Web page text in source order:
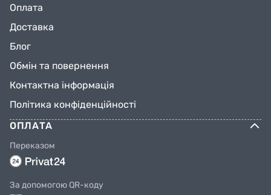
Оплата
Доставка
Блог
Обмін та повернення
Контактна інформація
Політика конфіденційності
ОПЛАТА
Переказом
За допомогою QR-коду